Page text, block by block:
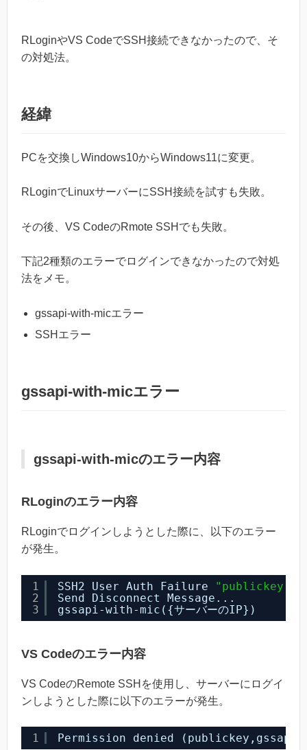
RLoginやVS CodeでSSH接続できなかったので、そ
の対処法。
経緯
PCを交換しWindows10からWindows11に変更。
RLoginでLinuxサーバーにSSH接続を試すも失敗。
その後、VS CodeのRmote SSHでも失敗。
下記2種類のエラーでログインできなかったので対処
法をメモ。
gssapi-with-micエラー
SSHエラー
gssapi-with-micエラー
gssapi-with-micのエラー内容
RLoginのエラー内容
RLoginでログインしようとした際に、以下のエラー
が発生。
1
2
3
SSH2 User Auth Failure
Send Disconnect Message...
gssapi-with-mic({サーバーのIP})
VS Codeのエラー内容
VS CodeのRemote SSHを使用し、サーバーにログイ
ンしようとした際に以下のエラーが発生。
1 Permission denied